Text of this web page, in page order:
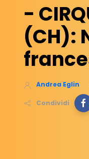
-
(CH):
Andrea Eglin
Condividi